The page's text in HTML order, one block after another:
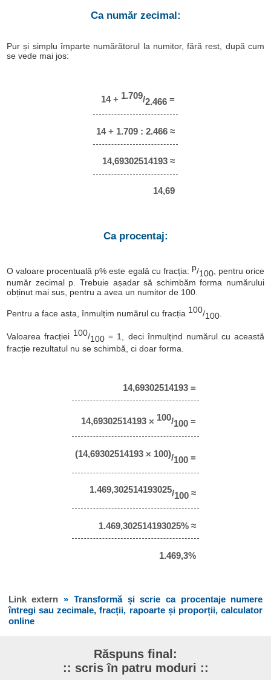
Ca număr zecimal:
Pur și simplu împarte numărătorul la numitor, fără rest, după cum
se vede mai jos:
14 + 1.709/2.466 =
14 + 1.709 : 2.466 ≈
14,69302514193 ≈
14,69
Ca procentaj:
O valoare procentuală p% este egală cu fracția: p/100, pentru orice
număr zecimal p. Trebuie așadar să schimbăm forma numărului
obținut mai sus, pentru a avea un numitor de 100.
Pentru a face asta, înmulțim numărul cu fracția 100/100
Valoarea fracției 100/100 = 1, deci înmulțind numărul cu această
fracție rezultatul nu se schimbă, ci doar forma.
14,69302514193 =
14,69302514193 × 100/100 =
(14,69302514193 × 100)/100 =
1.469,302514193025/100 ≈
1.469,302514193025% ≈
1.469,3%
Link extern» Transformă și scrie ca procentaje numere
întregi sau zecimale, fracții, rapoarte și proporții, calculator
online
Răspuns final:
:: scris în patru moduri ::